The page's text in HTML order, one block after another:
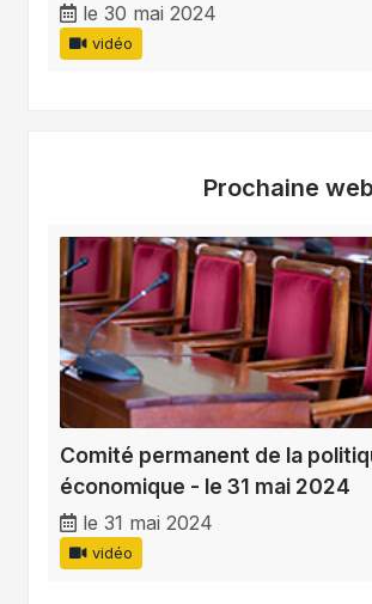
le 30 mai 2024
vidéo
Prochaine
Comité permanent de la
économique - le 31 mai 2024
le 31 mai 2024
vidéo